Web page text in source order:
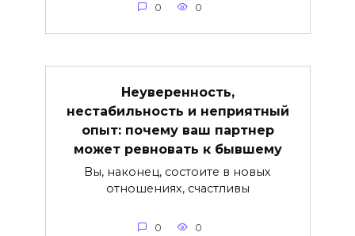
0 0
Неуверенность,
нестабильность и неприятный
опыт: почему ваш партнер
может ревновать к бывшему
Вы, наконец, состоите в новых
отношениях, счастливы
0 0